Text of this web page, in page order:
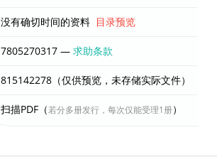
没有确切时间的资料 目录预览
7805270317 —求助条款
815142278（仅供预览，未存储实际文件）
扫描PDF（若分多册发行，每次仅能受理1册）